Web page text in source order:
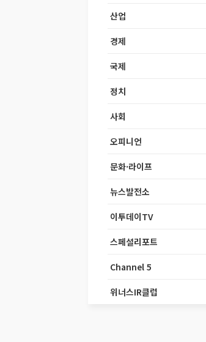
산업
경제
국제
정치
사회
오피니언
문화·라이프
뉴스발전소
이투데이TV
스페셜리포트
Channel 5
위너스IR클럽